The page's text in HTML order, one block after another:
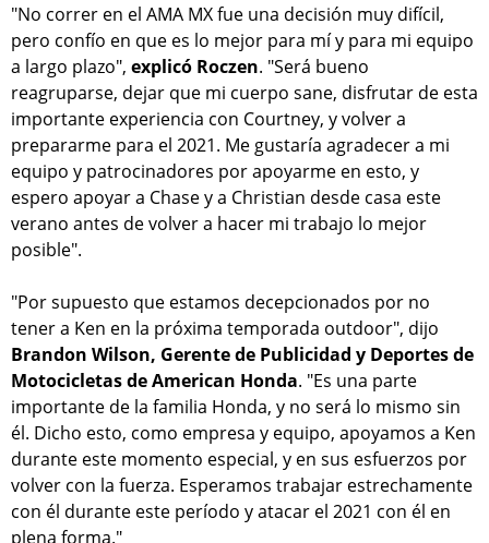
"No correr en el AMA MX fue una decisión muy difícil,
pero confío en que es lo mejor para mí y para mi equipo
a largo plazo", explicó Roczen. "Será bueno
reagruparse, dejar que mi cuerpo sane, disfrutar de esta
importante experiencia con Courtney, y volver a
prepararme para el 2021. Me gustaría agradecer a mi
equipo y patrocinadores por apoyarme en esto, y
espero apoyar a Chase y a Christian desde casa este
verano antes de volver a hacer mi trabajo lo mejor
posible".
"Por supuesto que estamos decepcionados por no
tener a Ken en la próxima temporada outdoor", dijo
Brandon Wilson, Gerente de Publicidad y Deportes de
Motocicletas de American Honda. "Es una parte
importante de la familia Honda, y no será lo mismo sin
él. Dicho esto, como empresa y equipo, apoyamos a Ken
durante este momento especial, y en sus esfuerzos por
volver con la fuerza. Esperamos trabajar estrechamente
con él durante este período y atacar el 2021 con él en
plena forma."